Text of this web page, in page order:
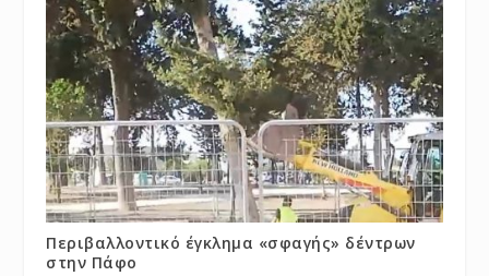
Περιβαλλοντικό έγκλημα «σφαγής» δέντρων
στην Πάφο